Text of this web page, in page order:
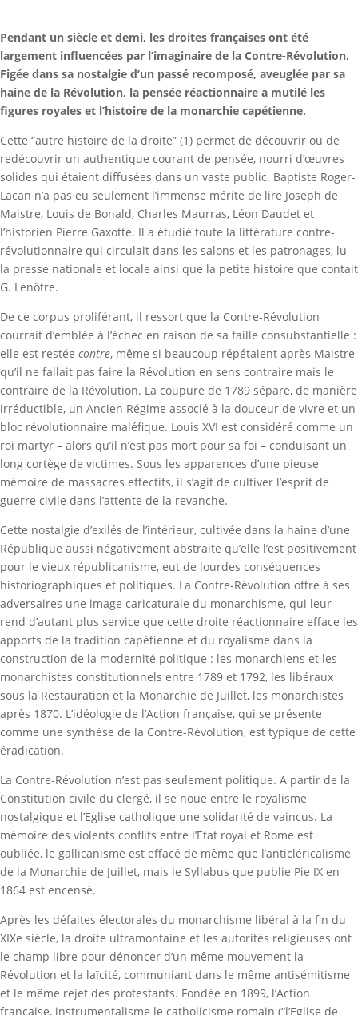
Pendant un siècle et demi, les droites françaises ont été
largement influencées par l’imaginaire de la Contre-Révolution.
Figée dans sa nostalgie d’un passé recomposé, aveuglée par sa
haine de la Révolution, la pensée réactionnaire a mutilé les
figures royales et l’histoire de la monarchie capétienne.
Cette “autre histoire de la droite” (1) permet de découvrir ou de
redécouvrir un authentique courant de pensée, nourri d’œuvres
solides qui étaient diffusées dans un vaste public. Baptiste Roger-
Lacan n’a pas eu seulement l’immense mérite de lire Joseph de
Maistre, Louis de Bonald, Charles Maurras, Léon Daudet et
l’historien Pierre Gaxotte. Il a étudié toute la littérature contre-
révolutionnaire qui circulait dans les salons et les patronages, lu
la presse nationale et locale ainsi que la petite histoire que contait
G. Lenôtre.
De ce corpus proliférant, il ressort que la Contre-Révolution
courrait d’emblée à l’échec en raison de sa faille consubstantielle :
elle est restée contre, même si beaucoup répétaient après Maistre
qu’il ne fallait pas faire la Révolution en sens contraire mais le
contraire de la Révolution. La coupure de 1789 sépare, de manière
irréductible, un Ancien Régime associé à la douceur de vivre et un
bloc révolutionnaire maléfique. Louis XVI est considéré comme un
roi martyr – alors qu’il n’est pas mort pour sa foi – conduisant un
long cortège de victimes. Sous les apparences d’une pieuse
mémoire de massacres effectifs, il s’agit de cultiver l’esprit de
guerre civile dans l’attente de la revanche.
Cette nostalgie d’exilés de l’intérieur, cultivée dans la haine d’une
République aussi négativement abstraite qu’elle l’est positivement
pour le vieux républicanisme, eut de lourdes conséquences
historiographiques et politiques. La Contre-Révolution offre à ses
adversaires une image caricaturale du monarchisme, qui leur
rend d’autant plus service que cette droite réactionnaire efface les
apports de la tradition capétienne et du royalisme dans la
construction de la modernité politique : les monarchiens et les
monarchistes constitutionnels entre 1789 et 1792, les libéraux
sous la Restauration et la Monarchie de Juillet, les monarchistes
après 1870. L’idéologie de l’Action française, qui se présente
comme une synthèse de la Contre-Révolution, est typique de cette
éradication.
La Contre-Révolution n’est pas seulement politique. A partir de la
Constitution civile du clergé, il se noue entre le royalisme
nostalgique et l’Eglise catholique une solidarité de vaincus. La
mémoire des violents conflits entre l’Etat royal et Rome est
oubliée, le gallicanisme est effacé de même que l’anticléricalisme
de la Monarchie de Juillet, mais le Syllabus que publie Pie IX en
1864 est encensé.
Après les défaites électorales du monarchisme libéral à la fin du
XIXe siècle, la droite ultramontaine et les autorités religieuses ont
le champ libre pour dénoncer d’un même mouvement la
Révolution et la laïcité, communiant dans le même antisémitisme
et le même rejet des protestants. Fondée en 1899, l’Action
française, instrumentalisme le catholicisme romain (“l’Eglise de